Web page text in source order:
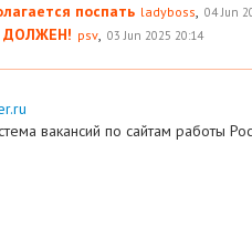
поспать ladyboss, 04 Jun
ДОЛЖЕН! psv, 03 Jun 2025 20:14
вакансий по сайтам работы